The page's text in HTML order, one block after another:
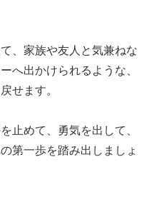
、家族や友人と気兼ねな
へ出かけられるような、
せます。
止めて、勇気を出して、
第一歩を踏み出しましょ